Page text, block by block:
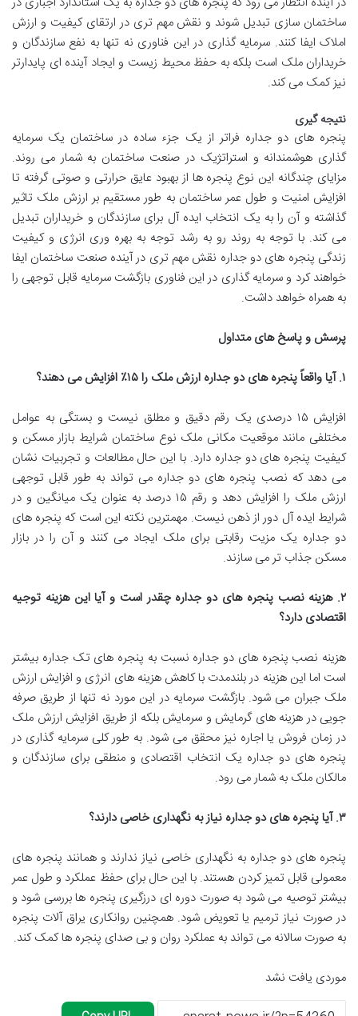
ساختمان سازی تبدیل شوند و نقش مهم تری در ارتقای کیفیت و ارزش
املاک ایفا کنند. سرمایه گذاری در این فناوری نه تنها به نفع سازندگان و
خریداران ملک است بلکه به حفظ محیط زیست و ایجاد آینده ای پایدارتر
نیزکمک می کند.
نتیجه گیری
پنجره های دو جداره فراتر از یک جزء ساده در ساختمان یک سرمایه
گذاری هوشمندانه و استراتژیک در صنعت ساختمان به شمار می روند.
مزایای چندگانه این نوع پنجره ها ازبهبود عایق حرارتی و صوتی گرفته تا
افزایش امنیت و طول عمر ساختمان به طور مستقیم بر ارزش ملک تاثیر
گذاشته و آن را به یک انتخاب ایده آل برای سازندگان و خریداران تبدیل
می کند. با توجه به روند رو به رشد توجه به بهره وری انرژی و کیفیت
زندگی پنجره های دوجداره نقش مهم تری درآینده صنعت ساختمان ایفا
خواهندکرد وسرمایه گذاری در این فناوری بازگشت سرمایه قابل توجهی را
به همراه خواهدداشت.
پرسش وپاسخ های متداول
۱.آیاواقعاًپنجره های دوجداره ارزش ملک را۱۵٪ افزایش می دهند؟
افزایش ۱۵ درصدی یک رقم دقیق و مطلق نیست و بستگی به عوامل
مختلفی مانند موقعیت مکانی ملک نوع ساختمان شرایط بازار مسکن و
کیفیت پنجره های دو جداره دارد. با این حال مطالعات و تجربیات نشان
می دهد که نصب پنجره های دو جداره می تواند به طور قابل توجهی
ارزش ملک را افزایش دهد و رقم ۱۵ درصد به عنوان یک میانگین و در
شرایط ایده آل دور ازذهن نیست. مهمترین نکته این است که پنجره های
دو جداره یک مزیت رقابتی برای ملک ایجاد می کنند و آن را در بازار
مسکن جذاب ترمی سازند.
۲.هزینه نصب پنجره های دو جداره چقدر است و آیا این هزینه توجیه
اقتصادی دارد؟
هزینه نصب پنجره های دو جداره نسبت به پنجره های تک جداره بیشتر
است اما این هزینه دربلندمدت باکاهش هزینه های انرژی و افزایش ارزش
ملک جبران می شود.بازگشت سرمایه در این مورد نه تنها از طریق صرفه
جویی درهزینه های گرمایش و سرمایش بلکه از طریق افزایش ارزش ملک
در زمان فروش یا اجاره نیزمحقق می شود. به طورکلی سرمایه گذاری در
پنجره های دو جداره یک انتخاب اقتصادی و منطقی برای سازندگان و
مالکان ملک به شمارمی رود.
۳.آیاپنجره های دوجداره نیازبه نگهداری خاصی دارند؟
پنجره های دو جداره به نگهداری خاصی نیاز ندارند و همانند پنجره های
معمولی قابل تمیزکردن هستند. با این حال برای حفظ عملکرد و طول عمر
بیشتر توصیه می شود به صورت دوره ای درزگیری پنجره هابررسی شود و
در صورت نیاز ترمیم یا تعویض شود.همچنین روانکاری یراق آلات پنجره
به صورت سالانه می تواندبه عملکرد روان وبی صدای پنجره هاکمک کند.
موردی یافت نشد